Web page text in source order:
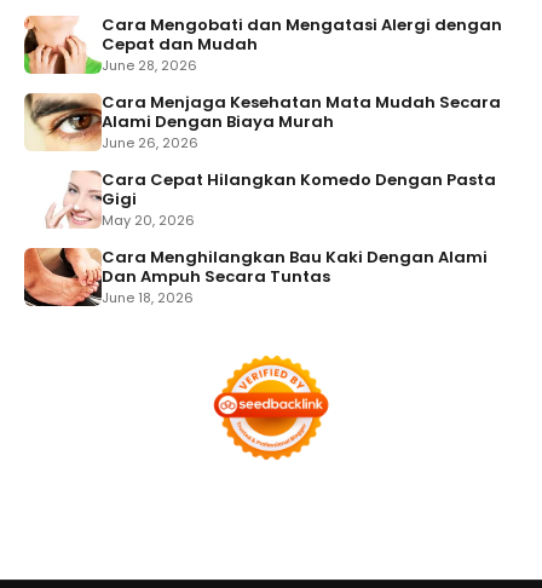
Cara Mengobati dan Mengatasi Alergi dengan
Cepat dan Mudah
June 28, 2026
Cara Menjaga Kesehatan Mata Mudah Secara
Alami Dengan Biaya Murah
June 26, 2026
Cara Cepat Hilangkan Komedo Dengan Pasta
Gigi
May 20, 2026
Cara Menghilangkan Bau Kaki Dengan Alami
Dan Ampuh Secara Tuntas
June 18, 2026